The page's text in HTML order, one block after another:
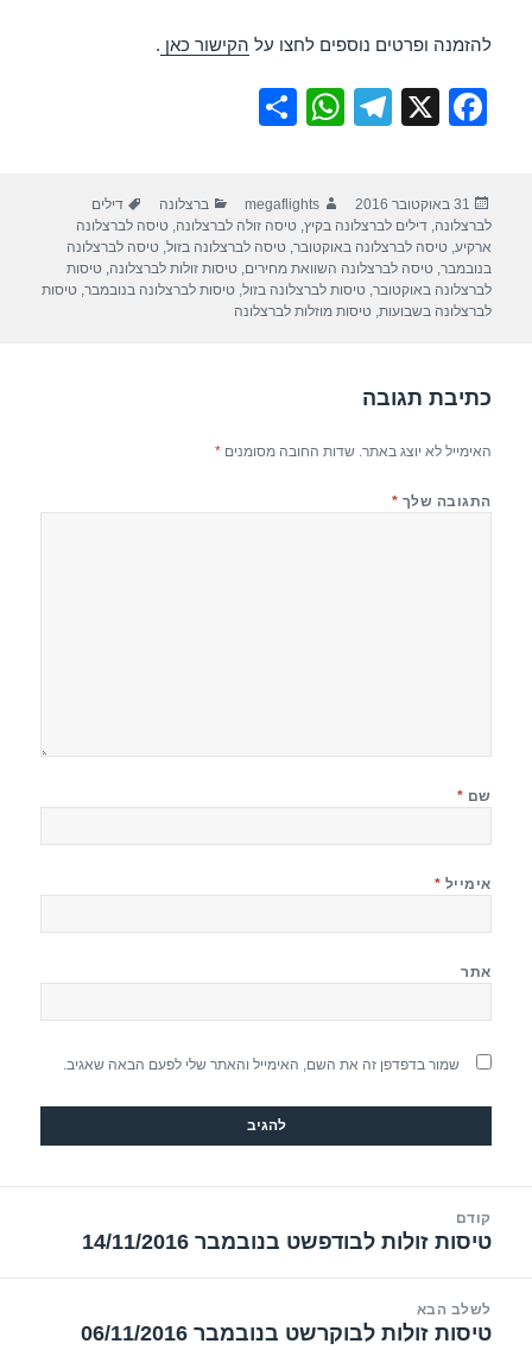
להזמנה ופרטים נוספים לחצו על הקישור כאן .
F
e
b
o
X
T
gr
a
m
W
s
A
p
e
פורסם
בתאריך
31 באוקטובר 2016 מחבר
megaflights קטגוריות
ברצלונה תגיות
דילים
לברצלונה,דילים לברצלונה בקיץ,טיסה זולה לברצלונה,טיסה לברצלונה
ארקיע,טיסה לברצלונה באוקטובר,טיסה לברצלונה בזול,טיסה לברצלונה
בנובמבר,טיסה לברצלונה השוואת מחירים,טיסות זולות לברצלונה,טיסות
לברצלונה באוקטובר,טיסות לברצלונה בזול,טיסות לברצלונה בנובמבר,טיסות
לברצלונה בשבועות,טיסות מוזלות לברצלונה
כתיבת תגובה
האימייל לא יוצג באתר. שדות החובה מסומנים*
התגובה שלך *
שם *
אימייל *
אתר
שמור בדפדפן זה את השם, האימייל והאתר שלי לפעם הבאה שאגיב.
קודם
הפוסט
טיסות זולות לבודפשט בנובמבר 14/11/2016
לשלב הבא
הפוסט
טיסות זולות לבוקרשט בנובמבר 06/11/2016